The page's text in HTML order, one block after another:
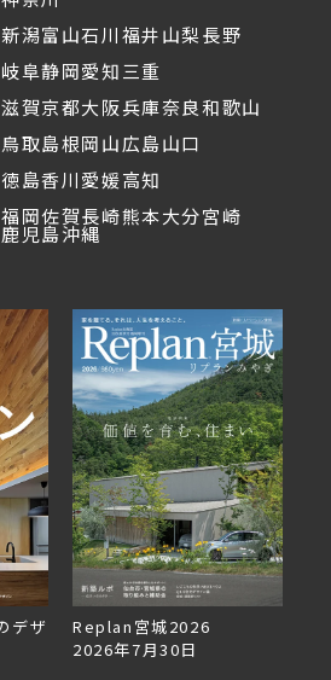
新潟富山石川福井山梨長野
岐阜静岡愛知三重
滋賀京都大阪兵庫奈良和歌山
鳥取島根岡山広島山口
徳島香川愛媛高知
福岡佐賀長崎熊本大分宮崎
鹿児島沖縄
Replan北海道VOL.153
2026年6月27日